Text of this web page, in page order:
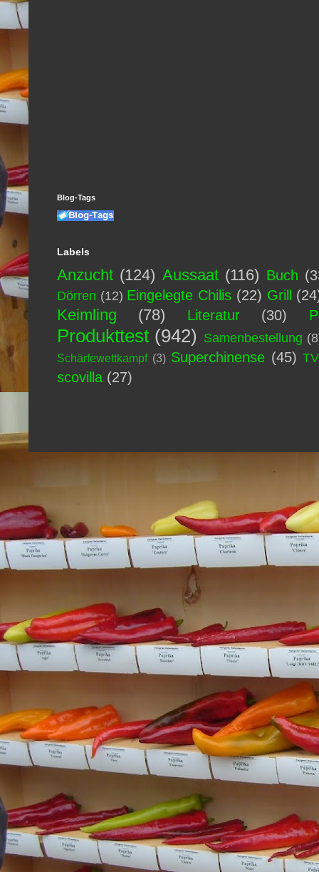
Blog-Tags
Labels
Anzucht (124) Aussaat (116) Buch
Dörren (12) Eingelegte Chilis (22) Grill
Keimling (78) Literatur (30)
Produkttest (942) Samenbestellung
Schärfewettkampf (3) Superchinense (45) TV
scovilla (27)